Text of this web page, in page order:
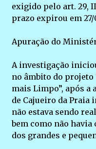
exigido pelo art. 29,
prazo expirou em 27/
Apuração do
A investigação
no âmbito do projeto
mais Limpo”, após a
de Cajueiro da Praia
não estava sendo
bem como não
dos grandes e